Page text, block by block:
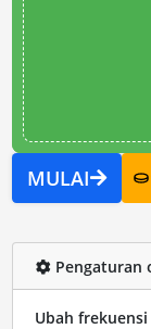
MULAI
Pengaturan
Ubah